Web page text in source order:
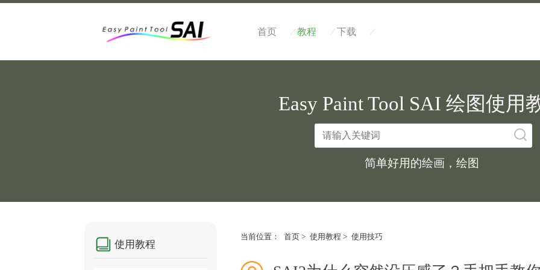
首页 /教程 /下载 /
Easy Paint Tool SAI 绘图使用
简单好用的绘画，绘图
使用教程
当前位置： 首页> 使用教程 > 使用技巧